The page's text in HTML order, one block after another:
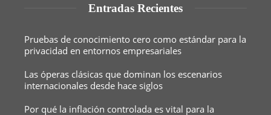
Entradas Recientes
Pruebas de conocimiento cero como estándar para la
privacidad en entornos empresariales
Las óperas clásicas que dominan los escenarios
internacionales desde hace siglos
Por qué la inflación controlada es vital para la